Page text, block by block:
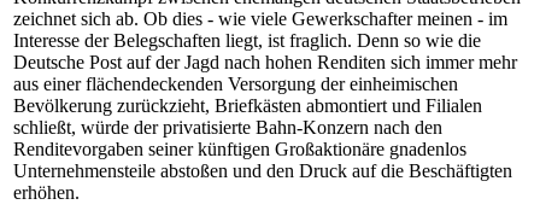
zeichnet sich ab. Ob dies - wie viele Gewerkschafter meinen - im
Interesse der Belegschaften liegt, ist fraglich. Denn so wie die
Deutsche Post auf der Jagd nach hohen Renditen sich immer mehr
aus einer flächendeckenden Versorgung der einheimischen
Bevölkerung zurückzieht, Briefkästen abmontiert und Filialen
schließt, würde der privatisierte Bahn-Konzern nach den
Renditevorgaben seiner künftigen Großaktionäre gnadenlos
Unternehmensteile abstoßen und den Druck auf die Beschäftigten
erhöhen.